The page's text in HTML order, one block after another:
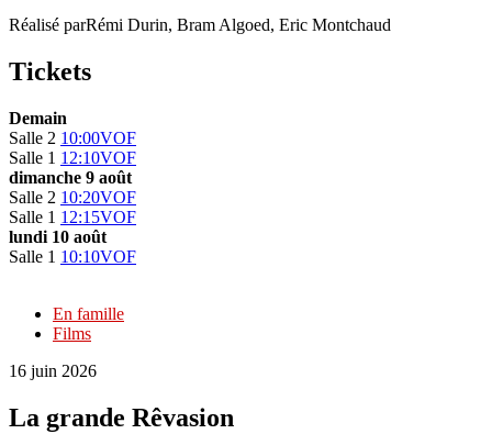
Réalisé parRémi Durin, Bram Algoed, Eric Montchaud
Tickets
Demain
Salle 2 10:00VOF
Salle 1 12:10VOF
dimanche 9 août
Salle 2 10:20VOF
Salle 1 12:15VOF
lundi 10 août
Salle 1 10:10VOF
En famille
Films
16 juin 2026
La grande Rêvasion